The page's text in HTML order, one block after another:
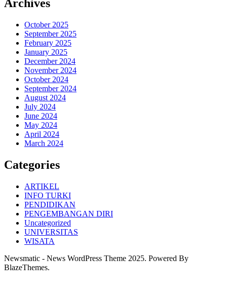
Archives
October 2025
September 2025
February 2025
January 2025
December 2024
November 2024
October 2024
September 2024
August 2024
July 2024
June 2024
May 2024
April 2024
March 2024
Categories
ARTIKEL
INFO TURKI
PENDIDIKAN
PENGEMBANGAN DIRI
Uncategorized
UNIVERSITAS
WISATA
Newsmatic - News WordPress Theme 2025. Powered By
BlazeThemes.